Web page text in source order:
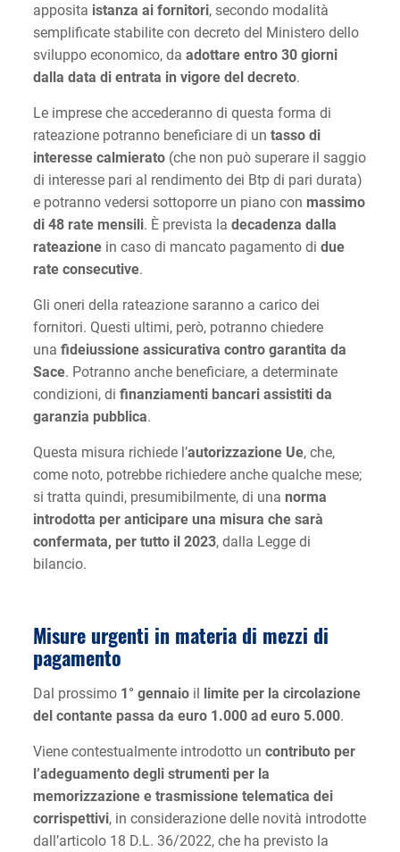
apposita istanza ai fornitori, secondo modalità
semplificate stabilite con decreto del Ministero dello
sviluppo economico, da adottare entro 30 giorni
dalla data di entrata in vigore del decreto.
Le imprese che accederanno di questa forma di
rateazione potranno beneficiare di un tasso di
interesse calmierato (che non può superare il saggio
di interesse pari al rendimento dei Btp di pari durata)
e potranno vedersi sottoporre un piano con massimo
di 48 rate mensili. È prevista la decadenza dalla
rateazionein caso di mancato pagamento di due
rate consecutive.
Gli oneri della rateazione saranno a carico dei
fornitori. Questi ultimi, però, potranno chiedere
una fideiussione assicurativa contro garantita da
Sace. Potranno anche beneficiare, a determinate
condizioni, di finanziamenti bancari assistiti da
garanzia pubblica.
Questa misura richiede l’autorizzazione Ue, che,
come noto, potrebbe richiedere anche qualche mese;
si tratta quindi, presumibilmente, di una norma
introdotta per anticipare una misura che sarà
confermata, per tutto il 2023, dalla Legge di
bilancio.
Misure urgenti in materia di mezzi di
pagamento
Dal prossimo 1° gennaioil limite per la circolazione
del contante passa da euro 1.000 ad euro 5.000.
Viene contestualmente introdotto un contributo per
l’adeguamento degli strumenti per la
memorizzazione e trasmissione telematica dei
corrispettivi, in considerazione delle novità introdotte
dall’articolo 18 D.L. 36/2022, che ha previsto la